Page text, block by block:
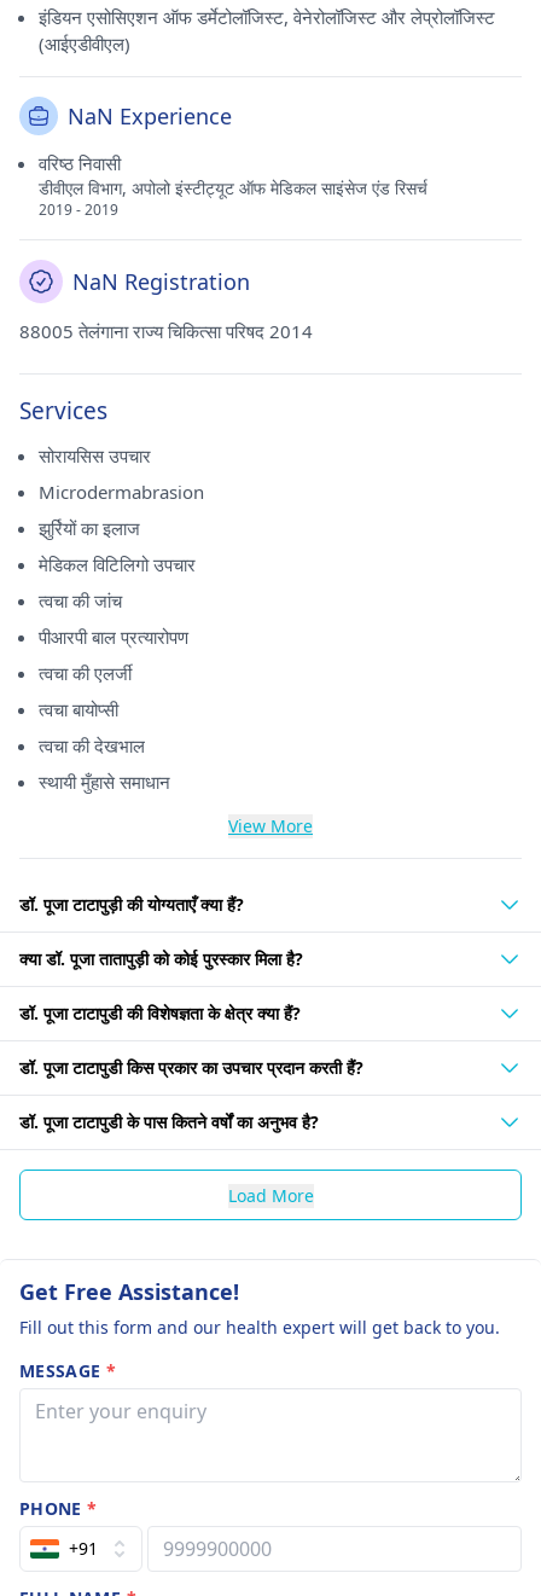
इंडियन एसोसिएशन ऑफ डर्मेटोलॉजिस्ट, वेनेरोलॉजिस्ट और लेप्रोलॉजिस्ट
(आईएडीवीएल)
NaN Experience
वरिष्ठ निवासी
डीवीएल विभाग, अपोलो इंस्टीट्यूट ऑफ मेडिकल साइंसेज एंड रिसर्च
2019 - 2019
NaN Registration
88005 तेलंगाना राज्य चिकित्सा परिषद 2014
Services
सोरायसिस उपचार
Microdermabrasion
झुर्रियों का इलाज
मेडिकल विटिलिगो उपचार
त्वचा की जांच
पीआरपी बाल प्रत्यारोपण
त्वचा की एलर्जी
त्वचा बायोप्सी
त्वचा की देखभाल
स्थायी मुँहासे समाधान
View More
डॉ. पूजा टाटापुड़ी की योग्यताएँ क्या हैं?
क्या डॉ. पूजा तातापुड़ी को कोई पुरस्कार मिला है?
डॉ. पूजा टाटापुडी की विशेषज्ञता के क्षेत्र क्या हैं?
डॉ. पूजा टाटापुडी किस प्रकार का उपचार प्रदान करती हैं?
डॉ. पूजा टाटापुडी के पास कितने वर्षों का अनुभव है?
Load More
Get Free Assistance!
Fill out this form and our health expert will get back to you.
MESSAGE *
PHONE*
+91